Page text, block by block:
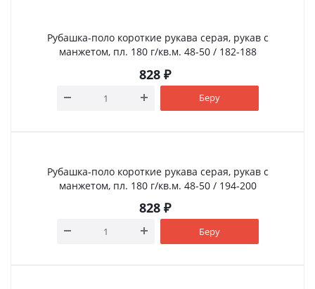
Рубашка-поло короткие рукава серая, рукав с
манжетом, пл. 180 г/кв.м. 48-50 / 182-188
828 ₽
Беру
Рубашка-поло короткие рукава серая, рукав с
манжетом, пл. 180 г/кв.м. 48-50 / 194-200
828 ₽
Беру